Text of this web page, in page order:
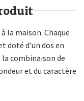
la maison. Chaque
doté d’un dos en
combinaison de
et du caractère